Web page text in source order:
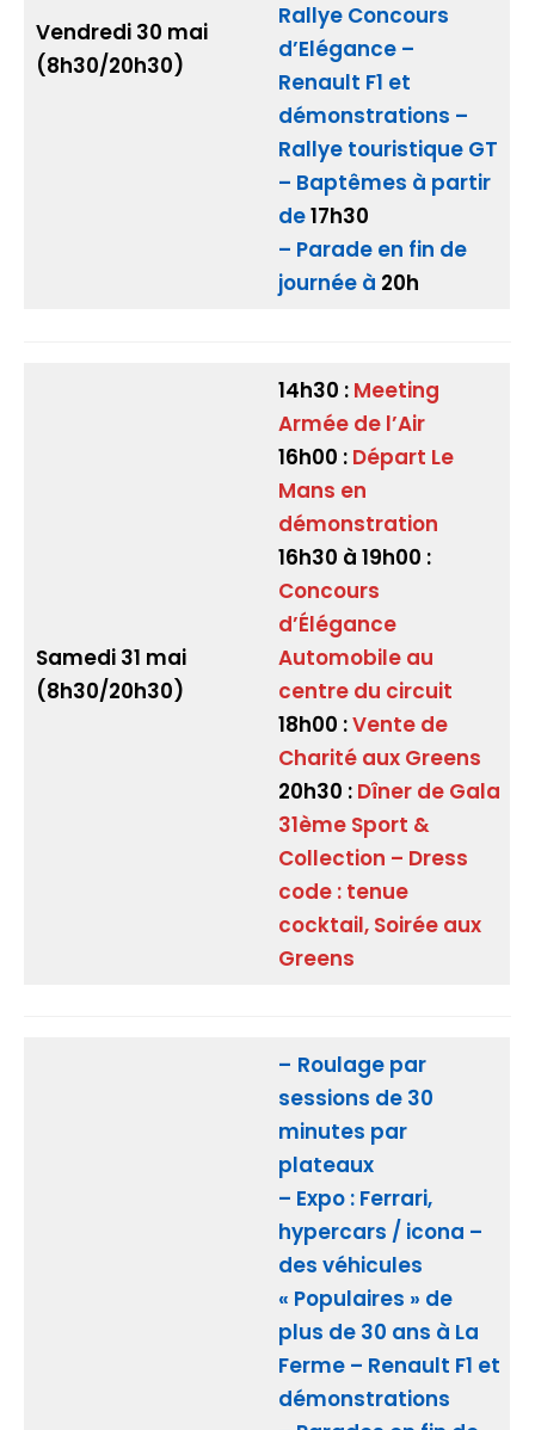
Vendredi 30 mai
(8h30/20h30)
Rallye Concours
d’Elégance –
Renault F1 et
démonstrations –
Rallye touristique GT
– Baptêmes à partir
de17h30
– Parade en fin de
journée à 20h
Samedi 31 mai
(8h30/20h30)
14h30 :Meeting
Armée de l’Air
16h00 :Départ Le
Mans en
démonstration
16h30 à 19h00 :
Concours
d’Élégance
Automobile au
centre du circuit
18h00 :Vente de
Charité aux Greens
20h30 :Dîner de Gala
31ème Sport &
Collection – Dress
code : tenue
cocktail, Soirée aux
Greens
– Roulage par
sessions de 30
minutes par
plateaux
– Expo : Ferrari,
hypercars / icona –
des véhicules
« Populaires » de
plus de 30 ans à La
Ferme – Renault F1 et
démonstrations